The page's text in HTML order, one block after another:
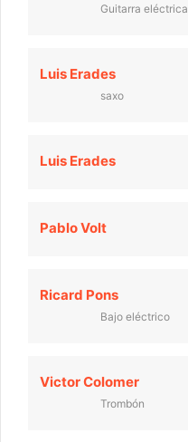
Guitarra eléctrica
Luis Erades
saxo
Luis Erades
Pablo Volt
Ricard Pons
Bajo eléctrico
Victor Colomer
Trombón